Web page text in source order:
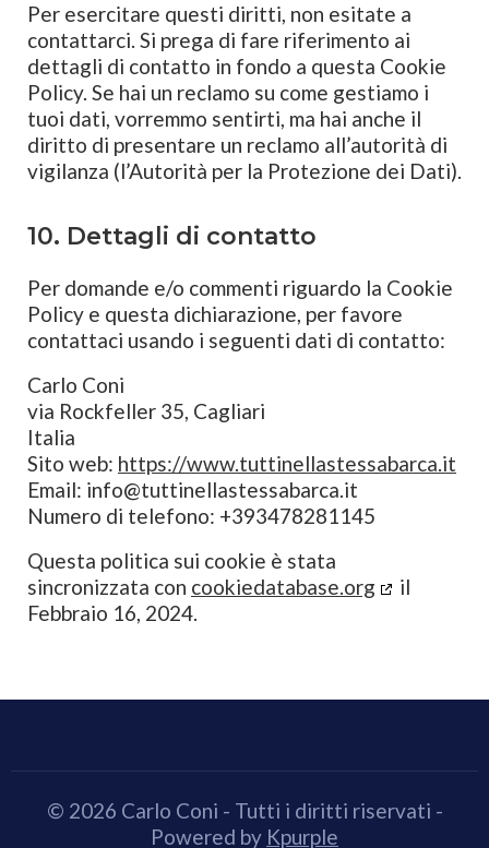
Per esercitare questi diritti, non esitate a
contattarci. Si prega di fare riferimento ai
dettagli di contatto in fondo a questa Cookie
Policy. Se hai un reclamo su come gestiamo i
tuoi dati, vorremmo sentirti, ma hai anche il
diritto di presentare un reclamo all’autorità di
vigilanza (l’Autorità per la Protezione dei Dati).
10. Dettagli di contatto
Per domande e/o commenti riguardo la Cookie
Policy e questa dichiarazione, per favore
contattaci usando i seguenti dati di contatto:
Carlo Coni
via Rockfeller 35, Cagliari
Italia
Sito web: https://www.tuttinellastessabarca.it
Email: info@tuttinellastessabarca.it
Numero di telefono: +393478281145
Questa politica sui cookie è stata
sincronizzata con cookiedatabase.org
il
Febbraio 16, 2024.
© 2026 Carlo Coni - Tutti i diritti riservati -
Powered by Kpurple